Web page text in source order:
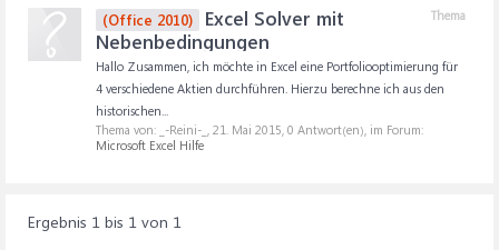
Thema
(Office 2010)
Excel Solver mit
Nebenbedingungen
Hallo Zusammen, ich möchte in Excel eine Portfoliooptimierung für
4 verschiedene Aktien durchführen. Hierzu berechne ich aus den
historischen...
Thema von: _-Reini-_, 21. Mai 2015, 0 Antwort(en), im Forum:
Microsoft Excel Hilfe
Ergebnis 1 bis 1 von 1